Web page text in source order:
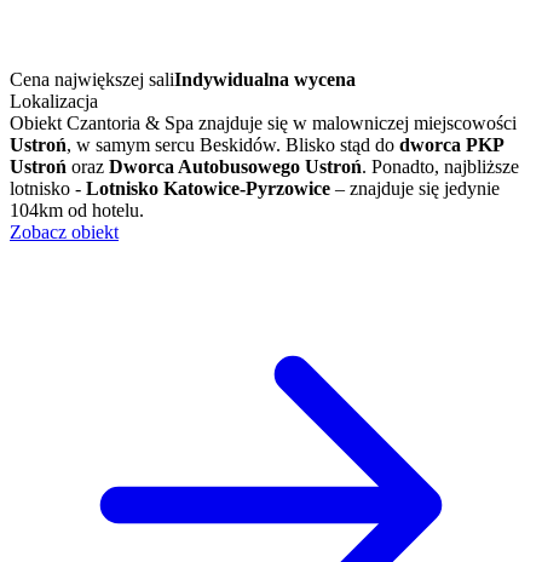
Cena największej saliIndywidualna wycena
Lokalizacja
Obiekt Czantoria & Spa znajduje się w malowniczej miejscowości
Ustroń, w samym sercu Beskidów. Blisko stąd do dworca PKP
Ustroń oraz Dworca Autobusowego Ustroń. Ponadto, najbliższe
lotnisko - Lotnisko Katowice-Pyrzowice – znajduje się jedynie
104km od hotelu.
Zobacz obiekt